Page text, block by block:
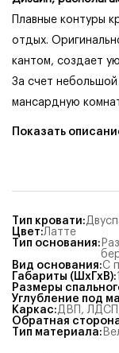
Плавные контуры
отдых.
кантом, создает
За счет
мансардную
Показать
Тип кровати:
Цвет:Латте
Тип основания:
Вид основания:С
Габариты (ШхГхВ):
Размеры
Углубление под
Каркас:ДВП , ЛДСП
Обратная
Тип материала: